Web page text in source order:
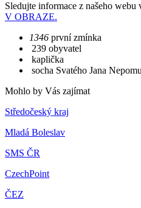
Sledujte informace z našeho webu
V OBRAZE.
1346 první zmínka
239 obyvatel
kaplička
socha Svatého Jana
Mohlo by Vás zajímat
Středočeský kraj
Mladá Boleslav
SMS ČR
CzechPoint
ČEZ